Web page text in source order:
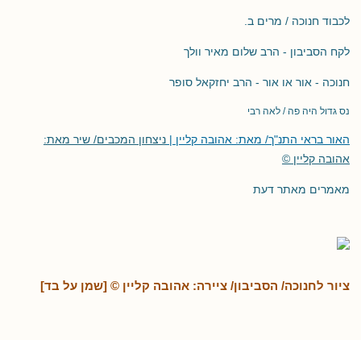
לכבוד חנוכה / מרים ב.
לקח הסביבון - הרב שלום מאיר וולך
חנוכה - אור או אור - הרב יחזקאל סופר
נס גדול היה פה / לאה רבי
האור בראי התנ"ך/ מאת: אהובה קליין | ניצחון המכבים/ שיר מאת:
אהובה קליין ©
מאמרים מאתר דעת
ציור לחנוכה/ הסביבון/ ציירה: אהובה קליין © [שמן על בד]